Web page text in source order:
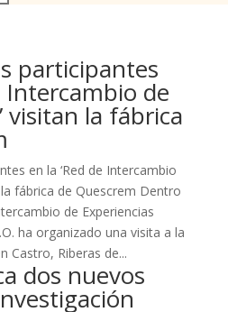
participantes
Intercambio de
visitan la fábrica
en la ‘Red de Intercambio
la fábrica de Quescrem Dentro
de Experiencias
ha organizado una visita a la
Castro, Riberas de...
dos nuevos